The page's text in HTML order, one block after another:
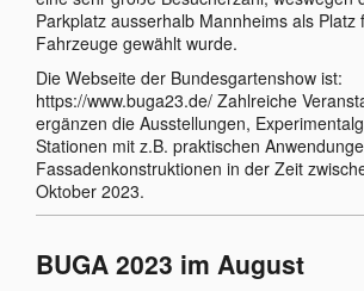
Parkplatz ausserhalb Mannheims als Platz
Fahrzeuge gewählt wurde.
Die Webseite der Bundesgartenshow ist:
https://www.buga23.de/ Zahlreiche
ergänzen die Ausstellungen,
Stationen mit z.B. praktischen
Fassadenkonstruktionen in der Zeit
Oktober 2023.
BUGA 2023 im August